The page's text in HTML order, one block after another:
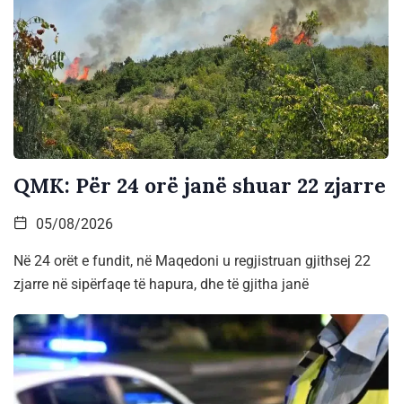
QMK: Për 24 orë janë shuar 22 zjarre
05/08/2026
Në 24 orët e fundit, në Maqedoni u regjistruan gjithsej 22
zjarre në sipërfaqe të hapura, dhe të gjitha janë